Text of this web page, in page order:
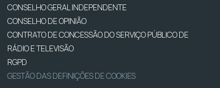
CONSELHO GERAL INDEPENDENTE
CONSELHO DE OPINIÃO
CONTRATO DE CONCESSÃO DO SERVIÇO PÚBLICO DE
RÁDIO E TELEVISÃO
RGPD
GESTÃO DAS DEFINIÇÕES DE COOKIES